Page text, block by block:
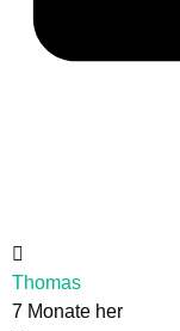
Thomas
7 Monate her